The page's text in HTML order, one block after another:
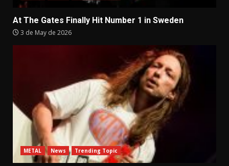
At The Gates Finally Hit Number 1 in Sweden
3 de May de 2026
METAL News Trending Topic